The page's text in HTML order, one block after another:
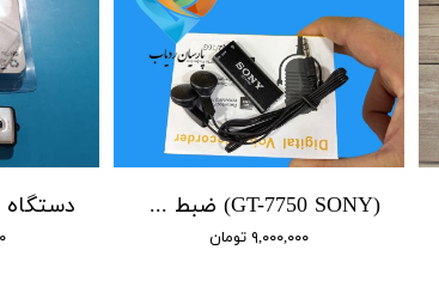
(GT-7750 SONY) ضبط کننده دیجیتالی صدا سونی - 16 گیگابایت - سنسور هوشمند صدا
۹,۰۰۰,۰۰۰ تومان